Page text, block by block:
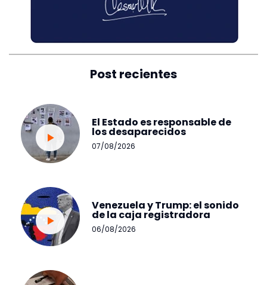
Post recientes
El Estado es responsable de
los desaparecidos
07/08/2026
Venezuela y Trump: el sonido
de la caja registradora
06/08/2026